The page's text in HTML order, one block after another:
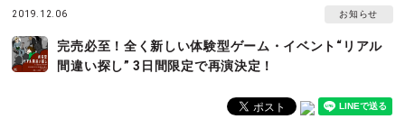
2019.12.06 お知らせ
完売必至！全く新しい体験型ゲーム・イベント“リアル
間違い探し” 3日間限定で再演決定！